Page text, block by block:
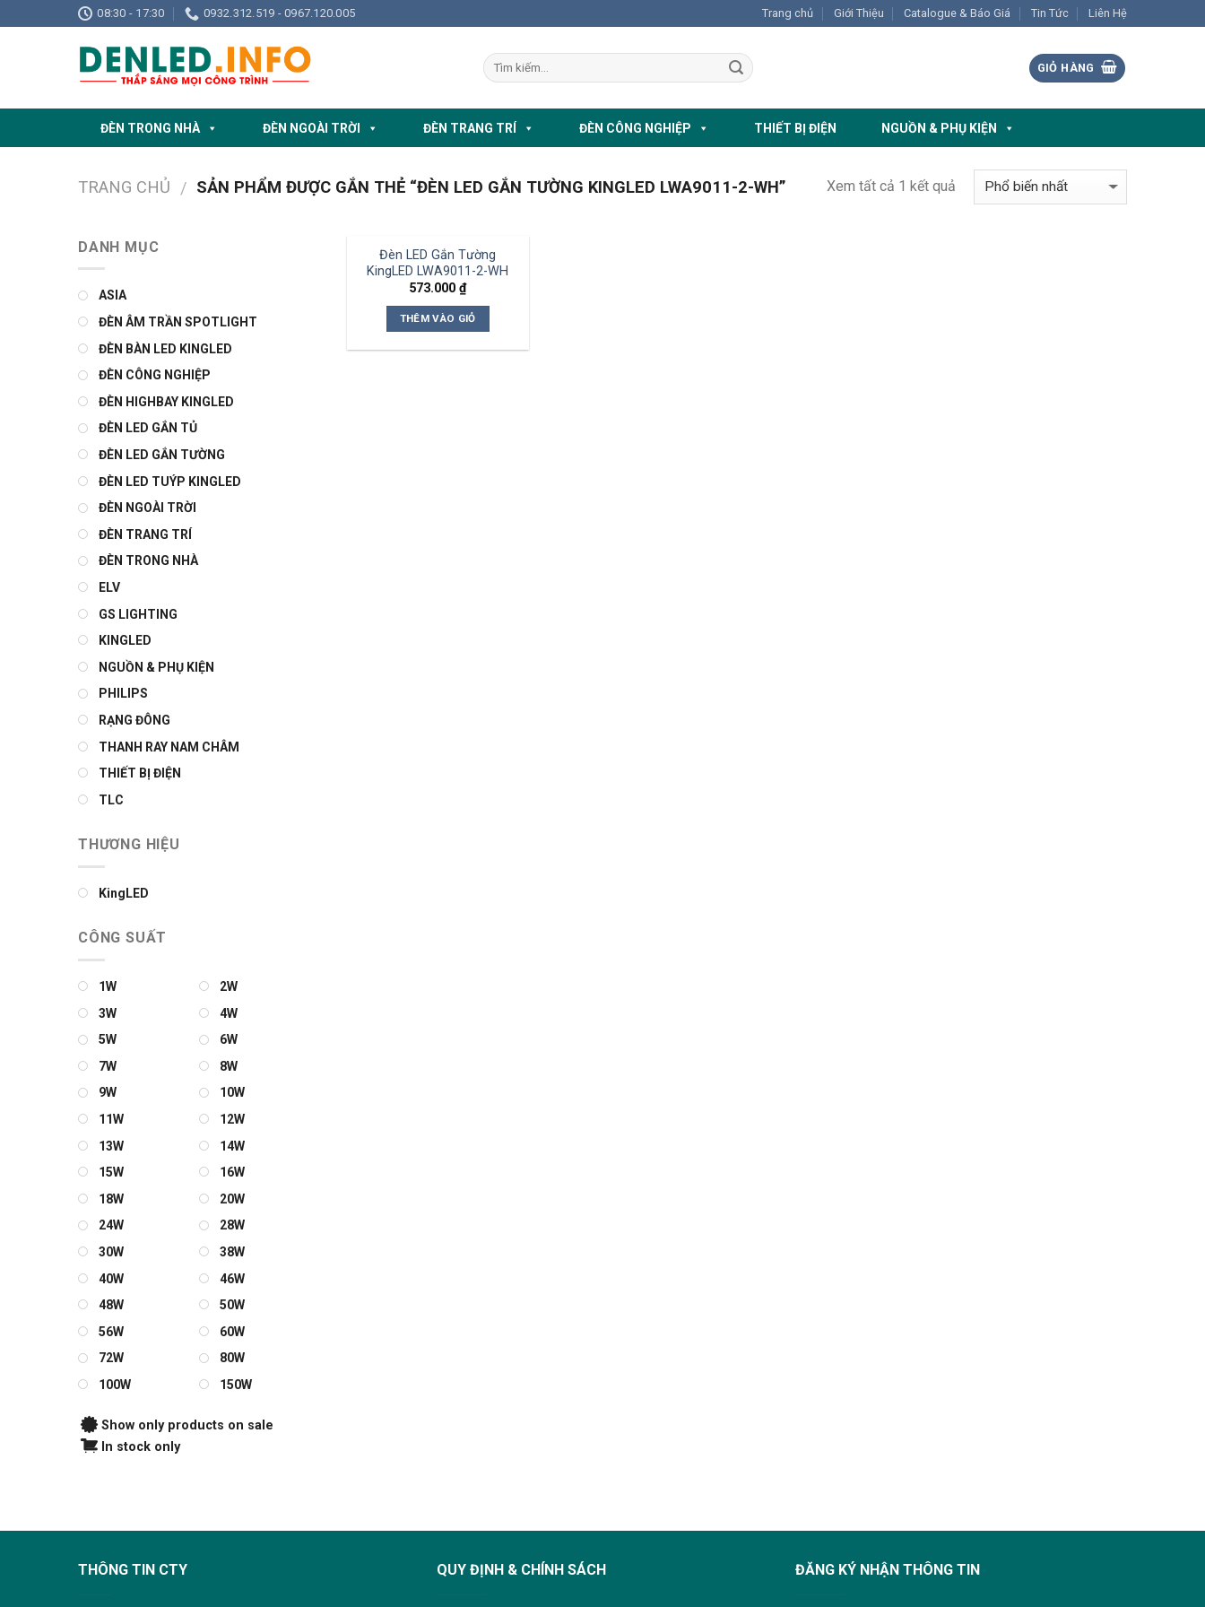
to
08:30 - 17:30 0932.312.519 - 0967.120.005 Trang chủ Giới Thiệu Catalogue & Báo Giá Tin Tức Liên Hệ
GIỎ HÀNG
ĐÈN TRONG NHÀ ĐÈN NGOÀI TRỜI ĐÈN TRANG TRÍ ĐÈN CÔNG NGHIỆP THIẾT BỊ ĐIỆN NGUỒN & PHỤ KIỆN
TRANG CHỦ / SẢN PHẨM ĐƯỢC GẮN THẺ “ĐÈN LED GẮN TƯỜNG KINGLED LWA9011-2-WH” Xem tất cả 1 kết quả
DANH MỤC
ASIA
ĐÈN ÂM TRẦN SPOTLIGHT
ĐÈN BÀN LED KINGLED
ĐÈN CÔNG NGHIỆP
ĐÈN HIGHBAY KINGLED
ĐÈN LED GẮN TỦ
ĐÈN LED GẮN TƯỜNG
ĐÈN LED TUÝP KINGLED
ĐÈN NGOÀI TRỜI
ĐÈN TRANG TRÍ
ĐÈN TRONG NHÀ
ELV
GS LIGHTING
KINGLED
NGUỒN & PHỤ KIỆN
PHILIPS
RẠNG ĐÔNG
THANH RAY NAM CHÂM
THIẾT BỊ ĐIỆN
TLC
THƯƠNG HIỆU
KingLED
CÔNG SUẤT
1W
2W
3W
4W
5W
6W
7W
8W
9W
10W
11W
12W
13W
14W
15W
16W
18W
20W
24W
28W
30W
38W
40W
46W
48W
50W
56W
60W
72W
80W
100W
150W
Show only products on sale
In stock only
Đèn LED Gắn Tường
KingLED LWA9011-2-WH
573.000₫
THÊM VÀO GIỎ
THÔNG TIN CTY QUY ĐỊNH & CHÍNH SÁCH ĐĂNG KÝ NHẬN THÔNG TIN